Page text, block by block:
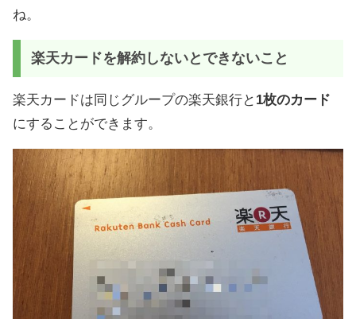
ね。
楽天カードを解約しないとできないこと
楽天カードは同じグループの楽天銀行と 1枚のカード
にすることができます。